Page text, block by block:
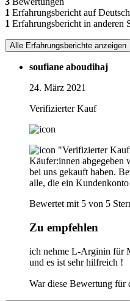
1 Erfahrungsbericht auf Deutsch
1 Erfahrungsbericht in anderen
Alle Erfahrungsberichte anzeigen
soufiane aboudihaj
24. März 2021
Verifizierter Kauf
"Verifizierter
Käufer:innen abgegeben
bei uns gekauft haben.
alle, die ein Kundenkonto
Bewertet mit 5 von 5
Zu empfehlen
ich nehme L-Arginin für
und es ist sehr hilfreich !
War diese Bewertung für